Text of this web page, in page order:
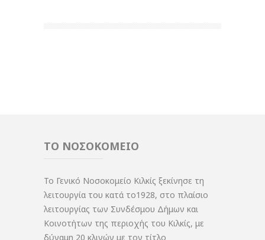
ΤΟ ΝΟΣΟΚΟΜΕΙΟ
Το Γενικό Νοσοκομείο Κιλκίς ξεκίνησε τη
λειτουργία του κατά το1928, στο πλαίσιο
λειτουργίας των Συνδέσμου Δήμων και
Κοινοτήτων της περιοχής του Κιλκίς, με
δύναμη 20 κλινών με τον τίτλο